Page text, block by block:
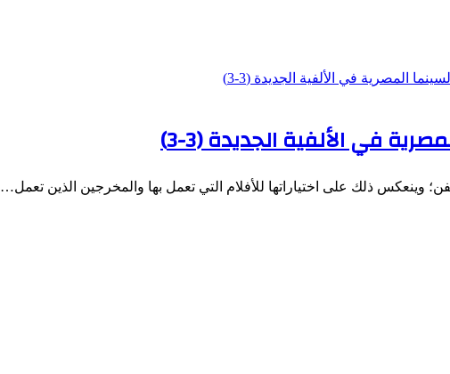
في الألفية الجديدة (3-3)
وينعكس ذلك على اختياراتها للأفلام التي تعمل بها والمخرجين الذين تعمل…